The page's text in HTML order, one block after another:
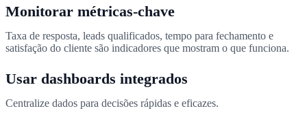
Monitorar métricas-chave
Taxa de resposta, leads qualificados, tempo para fechamento e
satisfação do cliente são indicadores que mostram o que funciona.
Usar dashboards integrados
Centralize dados para decisões rápidas e eficazes.